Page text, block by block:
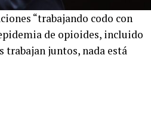
“trabajando codo con
de opioides, incluido
trabajan juntos, nada está